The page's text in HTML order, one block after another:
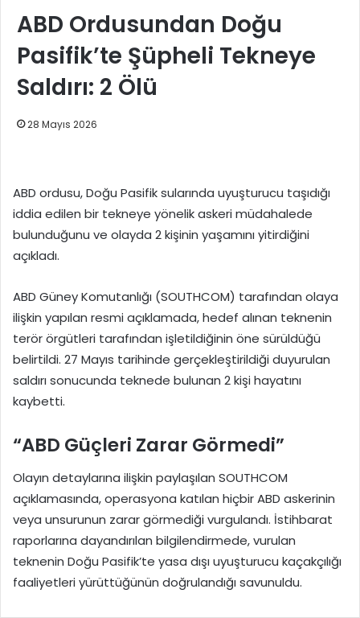
ABD Ordusundan Doğu
Pasifik’te Şüpheli Tekneye
Saldırı: 2 Ölü
28 Mayıs 2026
ABD ordusu, Doğu Pasifik sularında uyuşturucu taşıdığı
iddia edilen bir tekneye yönelik askeri müdahalede
bulunduğunu ve olayda 2 kişinin yaşamını yitirdiğini
açıkladı.
ABD Güney Komutanlığı (SOUTHCOM) tarafından olaya
ilişkin yapılan resmi açıklamada, hedef alınan teknenin
terör örgütleri tarafından işletildiğinin öne sürüldüğü
belirtildi. 27 Mayıs tarihinde gerçekleştirildiği duyurulan
saldırı sonucunda teknede bulunan 2 kişi hayatını
kaybetti.
“ABD Güçleri Zarar Görmedi”
Olayın detaylarına ilişkin paylaşılan SOUTHCOM
açıklamasında, operasyona katılan hiçbir ABD askerinin
veya unsurunun zarar görmediği vurgulandı. İstihbarat
raporlarına dayandırılan bilgilendirmede, vurulan
teknenin Doğu Pasifik’te yasa dışı uyuşturucu kaçakçılığı
faaliyetleri yürüttüğünün doğrulandığı savunuldu.